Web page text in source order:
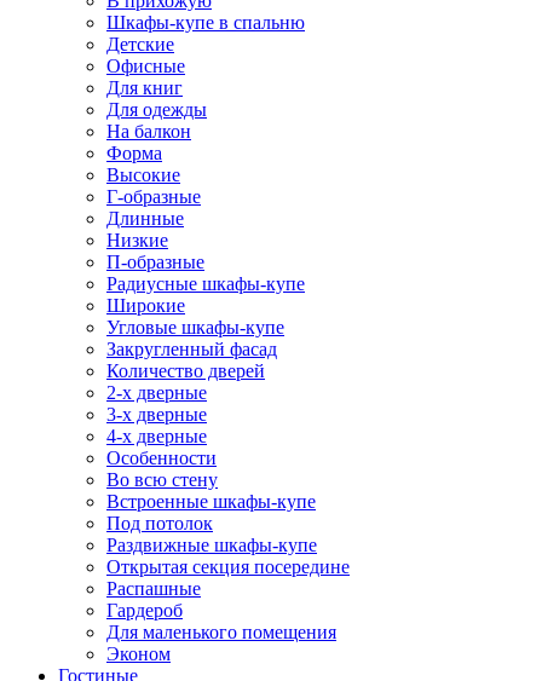
Шкафы-купе в спальню
Детские
Офисные
Для книг
Для одежды
На балкон
Форма
Высокие
Г-образные
Длинные
Низкие
П-образные
Радиусные шкафы-купе
Широкие
Угловые шкафы-купе
Закругленный фасад
Количество дверей
2-х дверные
3-х дверные
4-х дверные
Особенности
Во всю стену
Встроенные шкафы-купе
Под потолок
Раздвижные шкафы-купе
Открытая секция посередине
Распашные
Гардероб
Для маленького помещения
Эконом
Гостиные